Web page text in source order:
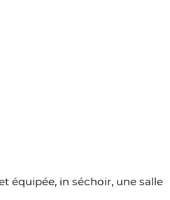
équipée, in séchoir, une salle